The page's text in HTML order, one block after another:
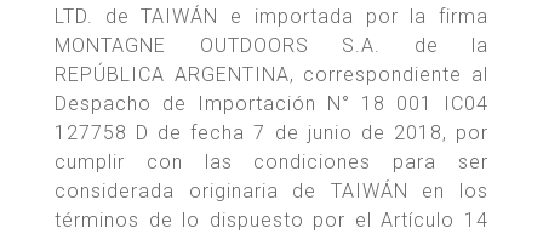
LTD. de TAIWÁN e importada por la firma
MONTAGNE OUTDOORS S.A. de la
REPÚBLICA ARGENTINA, correspondiente al
Despacho de Importación N° 18 001 IC04
127758 D de fecha 7 de junio de 2018, por
cumplir con las condiciones para ser
considerada originaria de TAIWÁN en los
términos de lo dispuesto por el Artículo 14